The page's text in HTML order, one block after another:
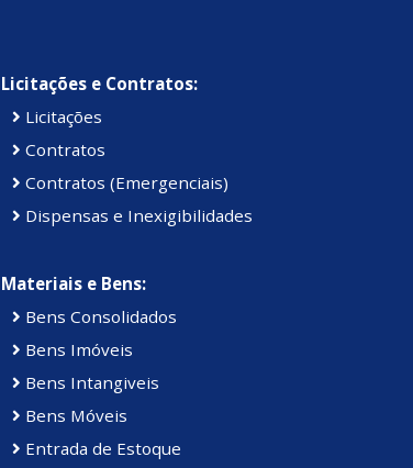
Licitações e Contratos:
Licitações
Contratos
Contratos (Emergenciais)
Dispensas e Inexigibilidades
Materiais e Bens:
Bens Consolidados
Bens Imóveis
Bens Intangiveis
Bens Móveis
Entrada de Estoque